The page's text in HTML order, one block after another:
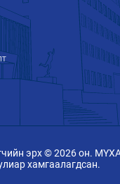
эрх © 2026 он.
хамгаалагдсан.